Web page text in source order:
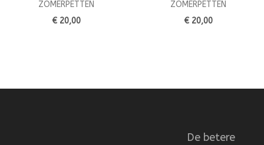
ZOMERPETTEN
€ 20,00
ZOMERPETTEN
€ 20,00
De betere